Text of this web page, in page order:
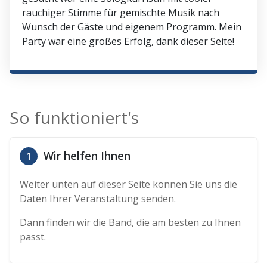
rauchiger Stimme für gemischte Musik nach
Wunsch der Gäste und eigenem Programm. Mein
Party war eine großes Erfolg, dank dieser Seite!
So funktioniert's
1 Wir helfen Ihnen
Weiter unten auf dieser Seite können Sie uns die
Daten Ihrer Veranstaltung senden.
Dann finden wir die Band, die am besten zu Ihnen
passt.